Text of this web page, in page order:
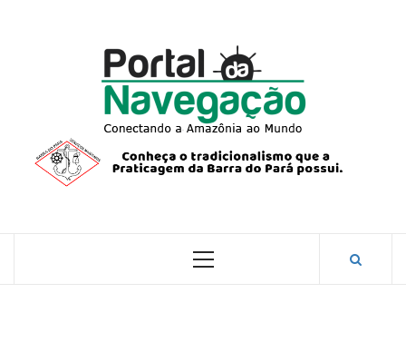
CONECTANDO A AMAZÔNIA COM O MUNDO.
Primary